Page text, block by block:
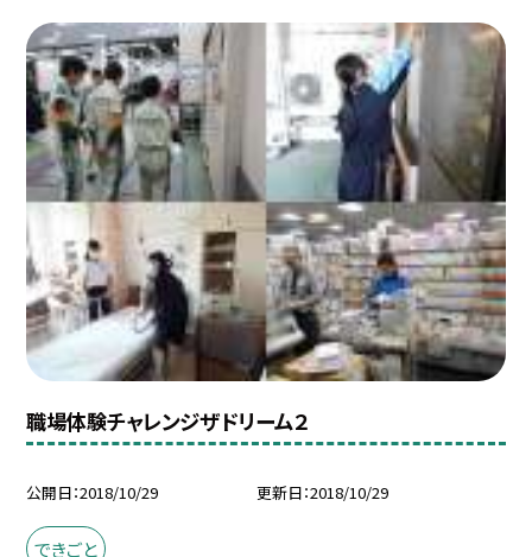
職場体験チャレンジザドリーム２
公開日 2018/10/29 更新日 2018/10/29
できごと